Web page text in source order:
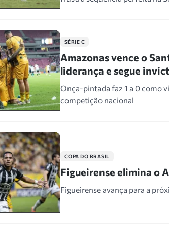
SÉRIE C
Amazonas vence o
liderança e segue
Onça-pintada faz 1 a 0 como
competição nacional
COPA DO BRASIL
Figueirense elimina o
Figueirense avança para a